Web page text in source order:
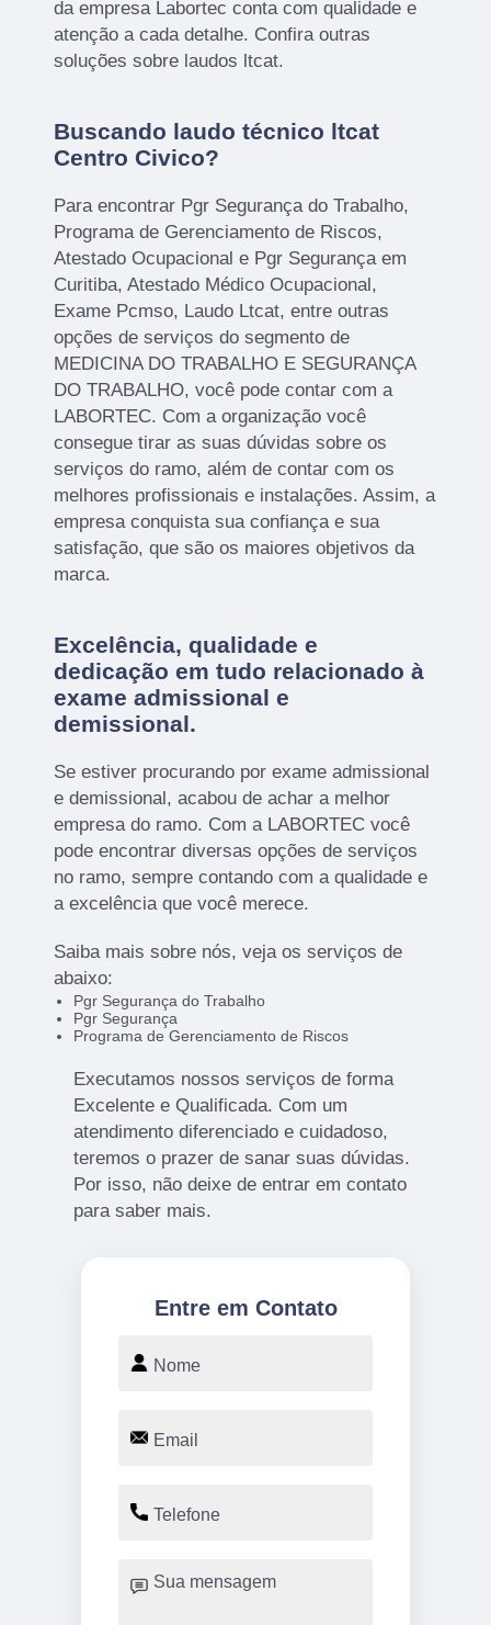
da empresa Labortec conta com qualidade e
atenção a cada detalhe. Confira outras
soluções sobre laudos ltcat.
Buscando laudo técnico ltcat
Centro Civico?
Para encontrar Pgr Segurança do Trabalho,
Programa de Gerenciamento de Riscos,
Atestado Ocupacional e Pgr Segurança em
Curitiba, Atestado Médico Ocupacional,
Exame Pcmso, Laudo Ltcat, entre outras
opções de serviços do segmento de
MEDICINA DO TRABALHO E SEGURANÇA
DO TRABALHO, você pode contar com a
LABORTEC. Com a organização você
consegue tirar as suas dúvidas sobre os
serviços do ramo, além de contar com os
melhores profissionais e instalações. Assim, a
empresa conquista sua confiança e sua
satisfação, que são os maiores objetivos da
marca.
Excelência, qualidade e
dedicação em tudo relacionado à
exame admissional e
demissional.
Se estiver procurando por exame admissional
e demissional, acabou de achar a melhor
empresa do ramo. Com a LABORTEC você
pode encontrar diversas opções de serviços
no ramo, sempre contando com a qualidade e
a excelência que você merece.
Saiba mais sobre nós, veja os serviços de
abaixo:
Pgr Segurança do Trabalho
Pgr Segurança
Programa de Gerenciamento de Riscos
Executamos nossos serviços de forma
Excelente e Qualificada. Com um
atendimento diferenciado e cuidadoso,
teremos o prazer de sanar suas dúvidas.
Por isso, não deixe de entrar em contato
para saber mais.
Entre em Contato